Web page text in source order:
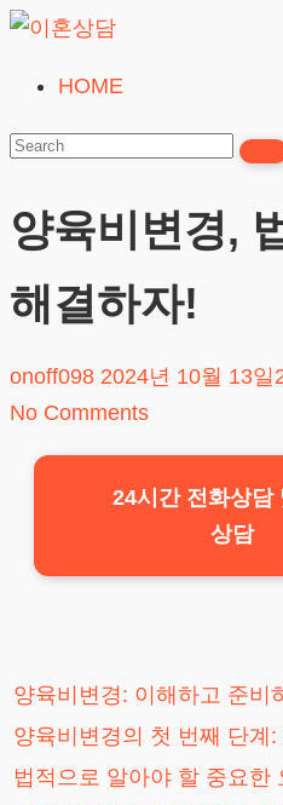
Skip
content
혼
담
24시간365일
HOME
양육비변경,
해결하자!
onoff098 2024년 10월 13일
No Comments
24시간 전화상담
상담
양육비변경: 이해하고 준비
양육비변경의 첫 번째 단계
법적으로 알아야 할 중요한